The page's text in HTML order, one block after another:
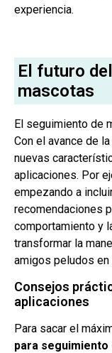
experiencia.
El futuro
mascotas
El seguimiento de
Con el avance de
nuevas
aplicaciones. Por
empezando a
recomendaciones
comportamiento y
transformar la
amigos peludos en
Consejos
aplicaciones
Para sacar el
para seguimiento